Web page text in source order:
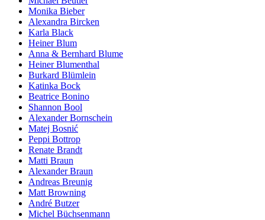
Monika Bieber
Alexandra Bircken
Karla Black
Heiner Blum
Anna & Bernhard Blume
Heiner Blumenthal
Burkard Blümlein
Katinka Bock
Beatrice Bonino
Shannon Bool
Alexander Bornschein
Matej Bosnić
Peppi Bottrop
Renate Brandt
Matti Braun
Alexander Braun
Andreas Breunig
Matt Browning
André Butzer
Michel Büchsenmann